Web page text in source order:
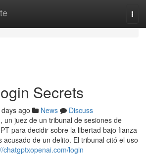
Secrets
ago News
Discuss
un juez de un tribunal de sesiones de
para decidir sobre la libertad bajo fianza
acusado de un delito. El tribunal citó el uso
chatgptxopenai.com/login